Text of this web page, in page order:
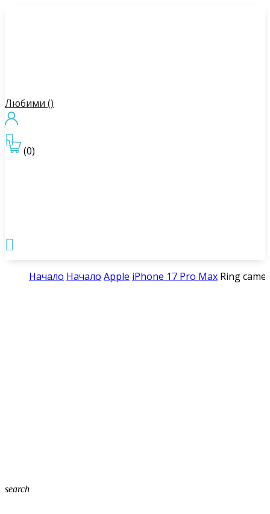
Любими ()
(0)


Начало Начало Apple iPhone 17 Pro Max Ring
search